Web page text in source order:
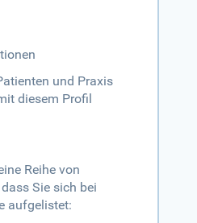
und Praxis
diesem Profil
Reihe von
Sie sich bei
aufgelistet: